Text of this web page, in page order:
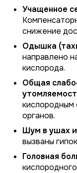
Учащенное
снижение
Одышка
направлено
кислорода.
Общая
кислородным
органов.
Шум в ушах
вызваны
Головная